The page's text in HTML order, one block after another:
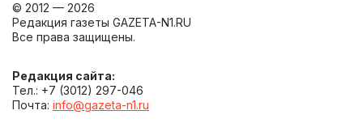
© 2012 — 2026
Редакция газеты GAZETA-N1.RU
Все права защищены.
Редакция сайта:
Тел.: +7 (3012) 297-046
Почта: info@gazeta-n1.ru